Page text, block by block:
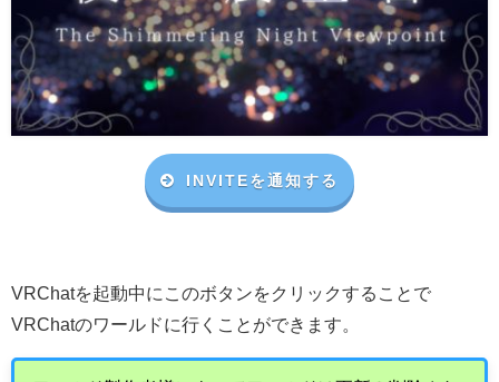
INVITEを通知する
VRChatを起動中にこのボタンをクリックすることで
VRChatのワールドに行くことができます。